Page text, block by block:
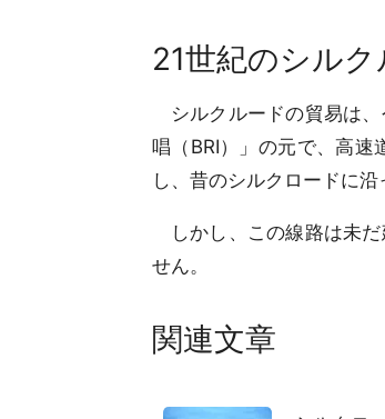
21世紀のシルク
シルクルードの貿易は、
唱（BRI）」の元で、高
し、昔のシルクロードに
しかし、この線路は未だ
せん。
関連文章